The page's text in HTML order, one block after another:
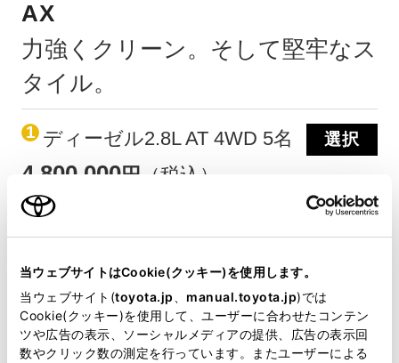
当ウェブサイトはCookie(クッキー)を使用します。
当ウェブサイト(toyota.jp manual.toyota.jp)では
Cookie(クッキー)を使用して、ユーザーに合わせたコンテン
ツや広告の表示、ソーシャルメディアの提供、広告の表示回
数やクリック数の測定を行っています。またユーザーによる
AX
力強くクリーン。そして堅牢なス
タイル。
1 ディーゼル2.8L AT 4WD 5名
4,800,000円 （税込）
選択